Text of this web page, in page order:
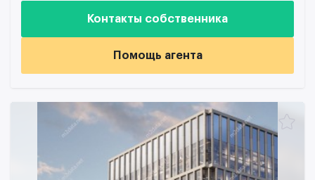
Контакты собственника
Помощь агента